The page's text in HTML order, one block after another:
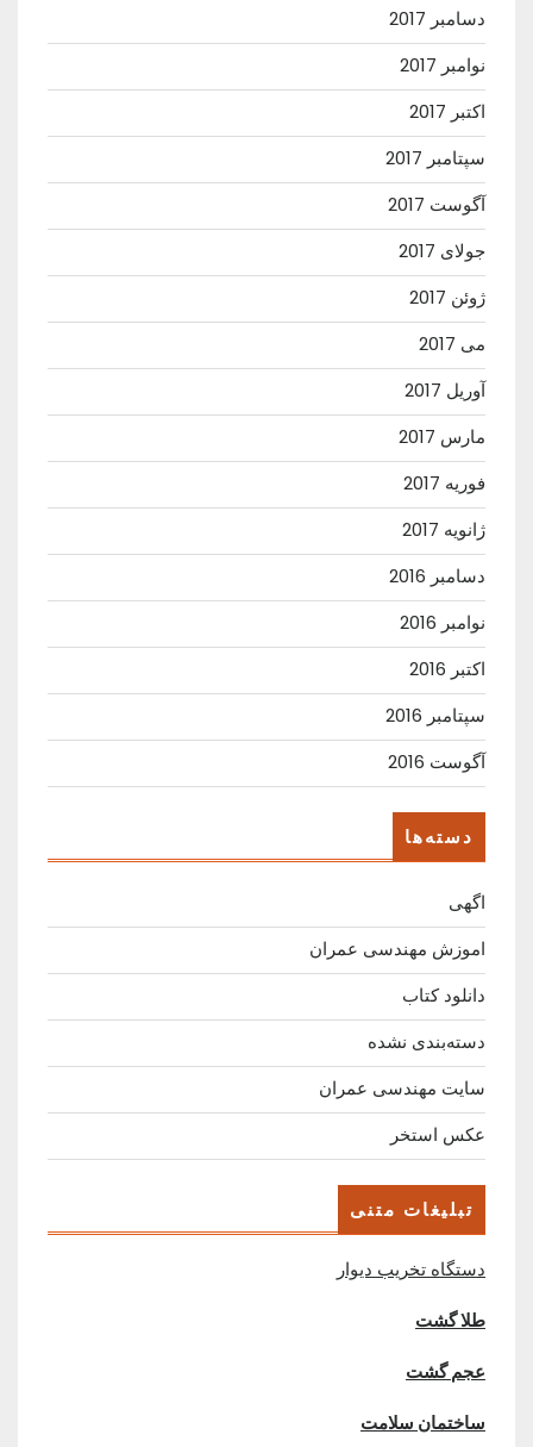
دسامبر 2017
نوامبر 2017
اکتبر 2017
سپتامبر 2017
آگوست 2017
جولای 2017
ژوئن 2017
می 2017
آوریل 2017
مارس 2017
فوریه 2017
ژانویه 2017
دسامبر 2016
نوامبر 2016
اکتبر 2016
سپتامبر 2016
آگوست 2016
دسته‌ها
اگهی
اموزش مهندسی عمران
دانلود کتاب
دسته‌بندی نشده
سایت مهندسی عمران
عکس استخر
تبلیغات متنی
دستگاه تخریب دیوار
طلا گشت
عجم گشت
ساختمان سلامت